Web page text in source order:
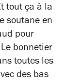
tout ça à la
soutane en
pour
bonnetier
toutes les
des bas